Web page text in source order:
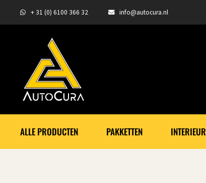
+ 31 (0) 6100 366 32 info@autocura.nl
ALLE PRODUCTEN PAKKETTEN INTERIEUR